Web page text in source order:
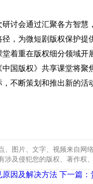
讨会通过汇聚各方智
，为微短剧版权保护
着重在版权细分领域
国版权》共享课堂将
不断策划和推出新的活
、图片、文字、视频来自网
涉及侵犯您的版权、著作权
原因及解决方法 下一篇：